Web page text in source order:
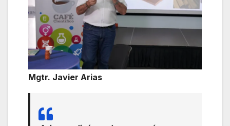
Mgtr. Javier Arias